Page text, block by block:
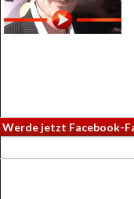
Werde jetzt Facebook-